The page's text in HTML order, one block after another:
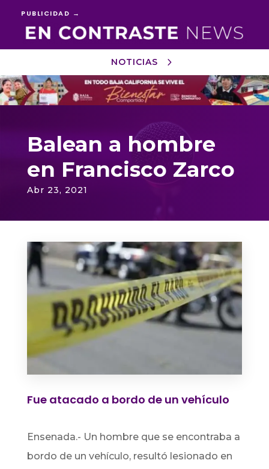
PUBLICIDAD →
NOTICIAS
Reproductor
de
vídeo
Balean a hombre
en Francisco Zarco
Abr 23, 2021
Fue atacado a bordo de un vehículo
Ensenada.- Un hombre que se encontraba a
bordo de un vehículo, resultó lesionado en